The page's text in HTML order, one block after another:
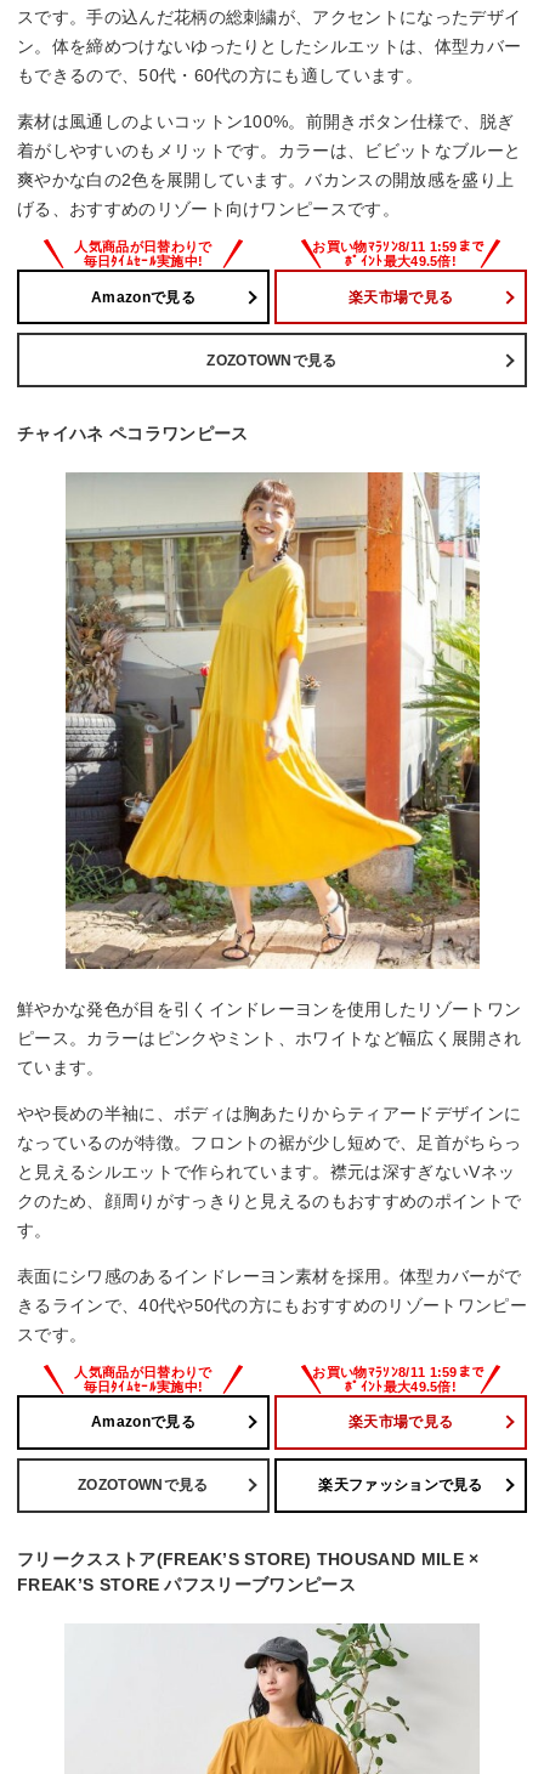
スです。手の込んだ花柄の総刺繍が、アクセントになったデザイ
ン。体を締めつけないゆったりとしたシルエットは、体型カバー
もできるので、50代・60代の方にも適しています。
素材は風通しのよいコットン100%。前開きボタン仕様で、脱ぎ
着がしやすいのもメリットです。カラーは、ビビットなブルーと
爽やかな白の2色を展開しています。バカンスの開放感を盛り上
げる、おすすめのリゾート向けワンピースです。
Amazonで見る 楽天市場で見る
ZOZOTOWNで見る
チャイハネ ペコラワンピース
鮮やかな発色が目を引くインドレーヨンを使用したリゾートワン
ピース。カラーはピンクやミント、ホワイトなど幅広く展開され
ています。
やや長めの半袖に、ボディは胸あたりからティアードデザインに
なっているのが特徴。フロントの裾が少し短めで、足首がちらっ
と見えるシルエットで作られています。襟元は深すぎないVネッ
クのため、顔周りがすっきりと見えるのもおすすめのポイントで
す。
表面にシワ感のあるインドレーヨン素材を採用。体型カバーがで
きるラインで、40代や50代の方にもおすすめのリゾートワンピー
スです。
Amazonで見る 楽天市場で見る
ZOZOTOWNで見る 楽天ファッションで見る
フリークスストア(FREAK’S STORE) THOUSAND MILE ×
FREAK’S STORE パフスリーブワンピース